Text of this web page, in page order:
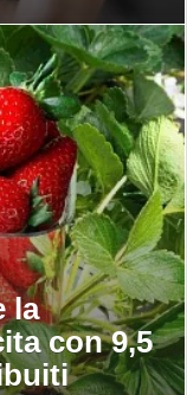
la
con 9,5